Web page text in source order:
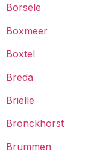
Borsele
Boxmeer
Boxtel
Breda
Brielle
Bronckhorst
Brummen